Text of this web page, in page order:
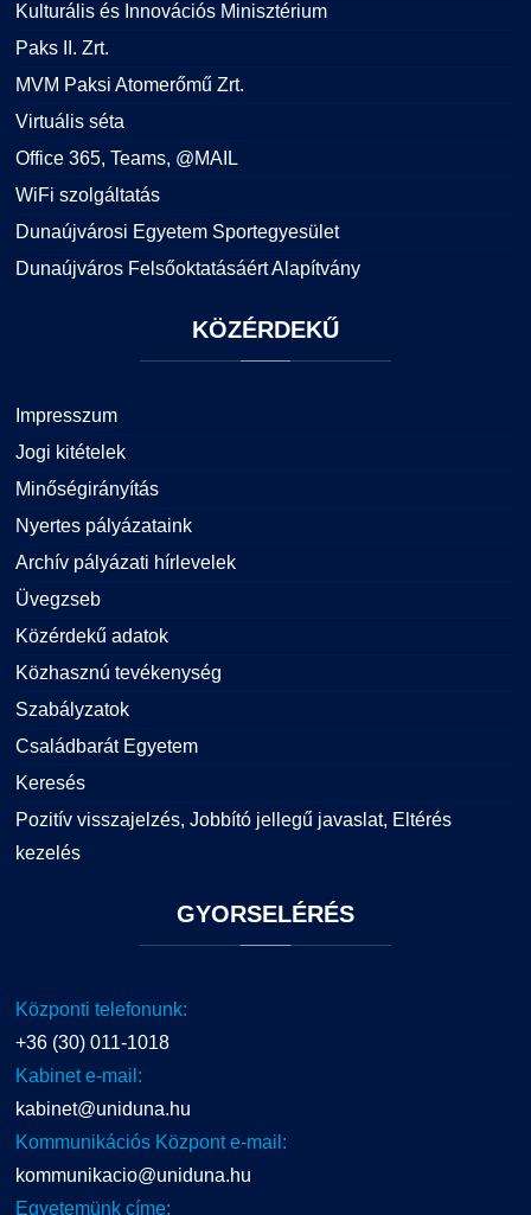
Kulturális és Innovációs Minisztérium
Paks II. Zrt.
MVM Paksi Atomerőmű Zrt.
Virtuális séta
Office 365, Teams, @MAIL
WiFi szolgáltatás
Dunaújvárosi Egyetem Sportegyesület
Dunaújváros Felsőoktatásáért Alapítvány
KÖZÉRDEKŰ
Impresszum
Jogi kitételek
Minőségirányítás
Nyertes pályázataink
Archív pályázati hírlevelek
Üvegzseb
Közérdekű adatok
Közhasznú tevékenység
Szabályzatok
Családbarát Egyetem
Keresés
Pozitív visszajelzés, Jobbító jellegű javaslat, Eltérés
kezelés
GYORSELÉRÉS
Központi telefonunk:
+36 (30) 011-1018
Kabinet e-mail:
kabinet@uniduna.hu
Kommunikációs Központ e-mail:
kommunikacio@uniduna.hu
Egyetemünk címe: